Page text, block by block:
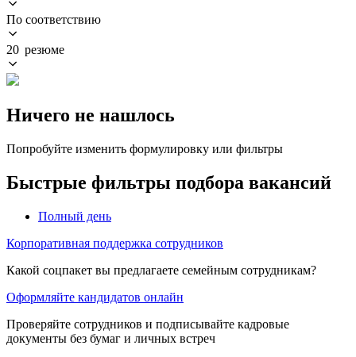
По соответствию
20 резюме
Ничего не нашлось
Попробуйте изменить формулировку или фильтры
Быстрые фильтры подбора вакансий
Полный день
Корпоративная поддержка сотрудников
Какой соцпакет вы предлагаете семейным сотрудникам?
Оформляйте кандидатов онлайн
Проверяйте сотрудников и подписывайте кадровые
документы без бумаг и личных встреч